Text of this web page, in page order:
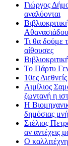
Γιώργος
αναλύονται
Τι θα δούμε
αίθουσες
Το Πάρτυ
10ες
Αιμίλιος
ζωντανή η
Η
δημόσιας
Στέλιος
αν αντέχεις
Ο